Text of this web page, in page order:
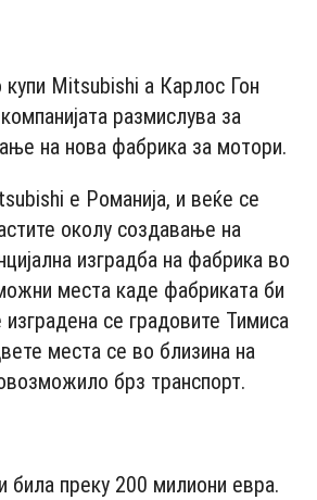
купи Mitsubishi а Карлос Гон
размислува за
на нова фабрика за мотори.
е Романија, и веќе се
околу создавање на
изградба на фабрика во
места каде фабриката би
се градовите Тимиса
места се во близина на
брз транспорт.
била преку 200 милиони евра.